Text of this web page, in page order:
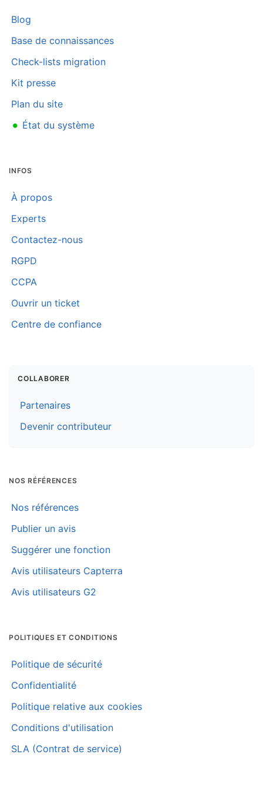
Blog
Base de connaissances
Check-lists migration
Kit presse
Plan du site
• État du système
INFOS
À propos
Experts
Contactez-nous
RGPD
CCPA
Ouvrir un ticket
Centre de confiance
COLLABORER
Partenaires
Devenir contributeur
NOS RÉFÉRENCES
Nos références
Publier un avis
Suggérer une fonction
Avis utilisateurs Capterra
Avis utilisateurs G2
POLITIQUES ET CONDITIONS
Politique de sécurité
Confidentialité
Politique relative aux cookies
Conditions d'utilisation
SLA (Contrat de service)